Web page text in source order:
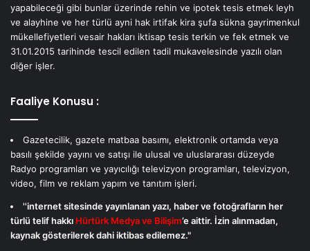
yapabileceği gibi bunlar üzerinde rehin ve ipotek tesis etmek leyh
ve alayhine ve her türlü ayni hak irtifak kira şufa sükna gayrimenkul
mükellefiyetleri vesair hakları iktisap tesis terkin ve fek etmek ve
31.01.2015 tarihinde tescil edilen tadil mukavelesinde yazılı olan
diğer işler.
Faaliye Konusu :
Gazetecilik, gazete matbaa basımı, elektronik ortamda veya
basılı şekilde yayını ve satışı ile ulusal ve uluslararası düzeyde
Radyo programları ve yayıcılığı televizyon programları, televizyon,
video, film ve reklam yapım ve tanıtım işleri.
''internet sitesinde yayınlanan yazı, haber ve fotoğrafların her
türlü telif hakkı Hürtürk Medya ve Bilişim’e aittir. İzin alınmadan,
kaynak gösterilerek dahi iktibas edilemez."